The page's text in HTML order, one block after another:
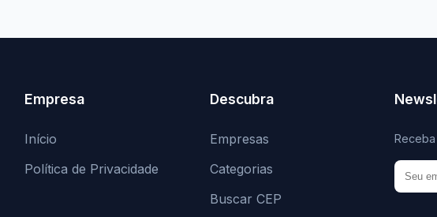
Empresa
Início
Política de Privacidade
Descubra
Empresas
Categorias
Buscar CEP